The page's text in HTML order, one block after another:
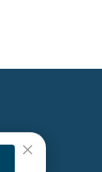
×